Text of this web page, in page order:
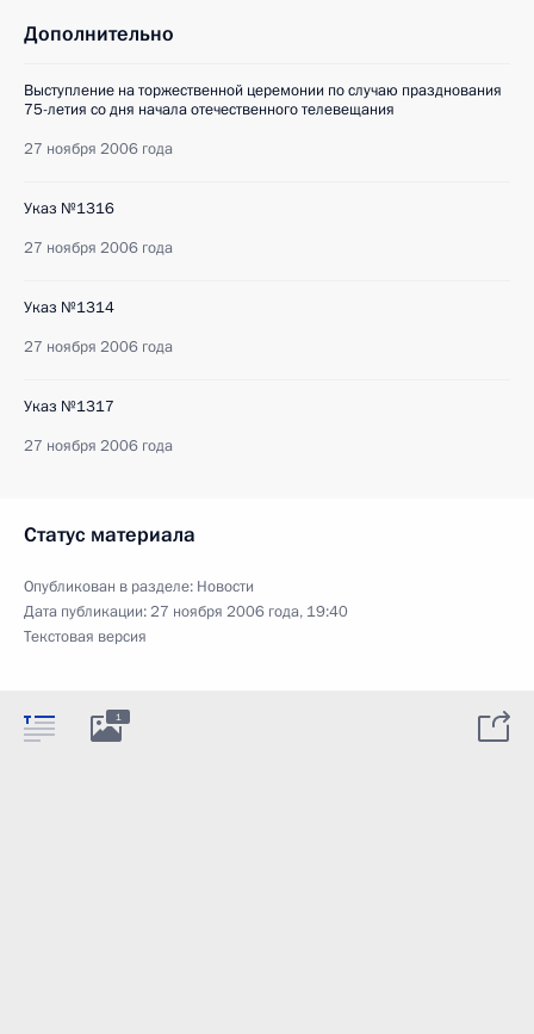
Дополнительно
Выступление на торжественной церемонии по случаю празднования
75-летия со дня начала отечественного телевещания
27 ноября 2006 года
Указ №1316
27 ноября 2006 года
Указ №1314
27 ноября 2006 года
Указ №1317
27 ноября 2006 года
Статус материала
Опубликован в разделе: Новости
Дата публикации:27 ноября 2006 года, 19:40
Текстовая версия
1